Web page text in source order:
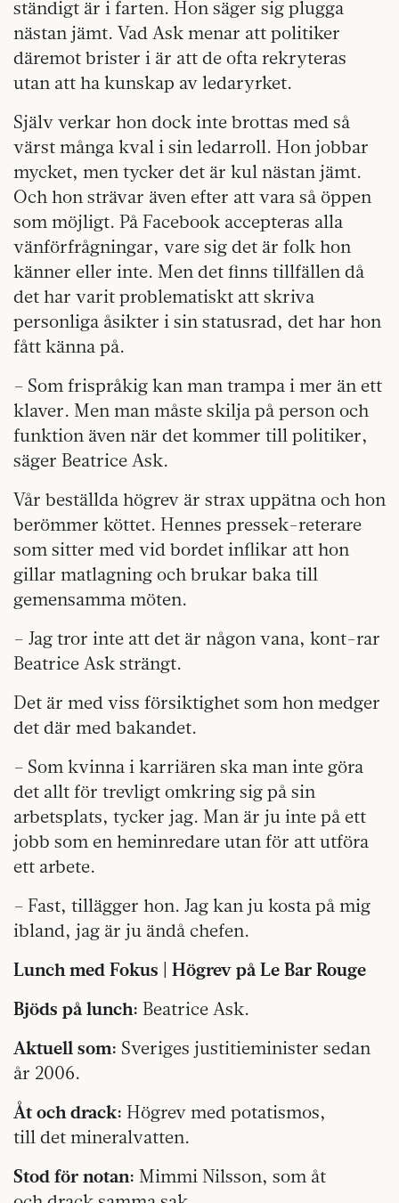
ständigt är i farten. Hon säger sig plugga
nästan jämt. Vad Ask menar att politiker
däremot brister i är att de ofta rekryteras
utan att ha kunskap av ledaryrket.
Själv verkar hon dock inte brottas med så
värst många kval i sin ledarroll. Hon jobbar
mycket, men tycker det är kul nästan jämt.
Och hon strävar även efter att vara så öppen
som möjligt. På Facebook accepteras alla
vänförfrågningar, vare sig det är folk hon
känner eller inte. Men det finns tillfällen då
det har varit problematiskt att skriva
personliga åsikter i sin statusrad, det har hon
fått känna på.
– Som frispråkig kan man trampa i mer än ett
klaver. Men man måste skilja på person och
funktion även när det kommer till politiker,
säger Beatrice Ask.
Vår beställda högrev är strax uppätna och hon
berömmer köttet. Hennes pressek-reterare
som sitter med vid bordet inflikar att hon
gillar matlagning och brukar baka till
gemensamma möten.
– Jag tror inte att det är någon vana, kont-rar
Beatrice Ask strängt.
Det är med viss försiktighet som hon medger
det där med bakandet.
– Som kvinna i karriären ska man inte göra
det allt för trevligt omkring sig på sin
arbetsplats, tycker jag. Man är ju inte på ett
jobb som en heminredare utan för att utföra
ett arbete.
– Fast, tillägger hon. Jag kan ju kosta på mig
ibland, jag är ju ändå chefen.
Lunch med Fokus | Högrev på Le Bar Rouge
Bjöds på lunch: Beatrice Ask.
Aktuell som: Sveriges justitieminister sedan
år 2006.
Åt och drack: Högrev med potatismos,
till det mineralvatten.
Stod för notan: Mimmi Nilsson, som åt